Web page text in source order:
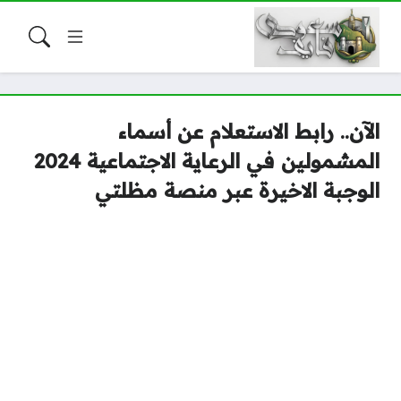
الآن.. رابط الاستعلام عن أسماء
المشمولين في الرعاية الاجتماعية 2024
الوجبة الاخيرة عبر منصة مظلتي